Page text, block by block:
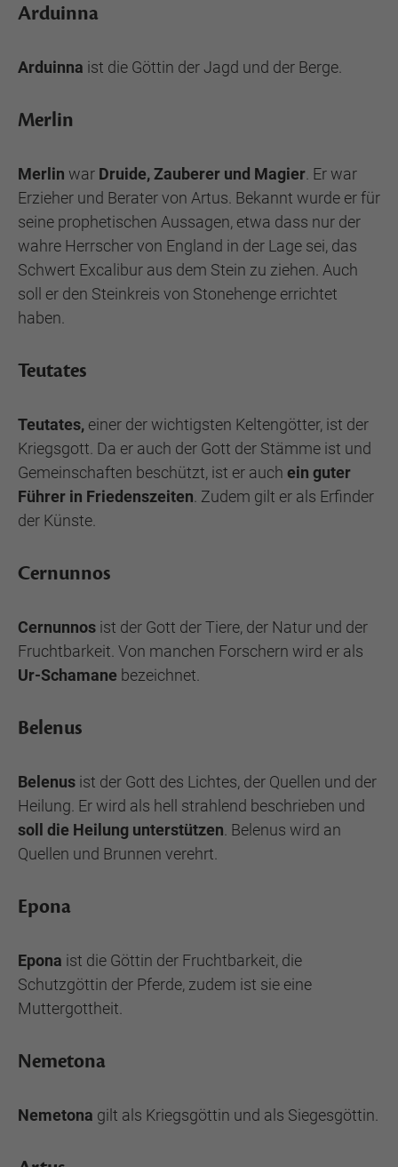
Arduinna
Arduinna ist die Göttin der Jagd und der Berge.
Merlin
Merlin war Druide, Zauberer und Magier . Er war
Erzieher und Berater von Artus. Bekannt wurde er für
seine prophetischen Aussagen, etwa dass nur der
wahre Herrscher von England in der Lage sei, das
Schwert Excalibur aus dem Stein zu ziehen. Auch
soll er den Steinkreis von Stonehenge errichtet
haben.
Teutates
Teutates, einer der wichtigsten Keltengötter, ist der
Kriegsgott. Da er auch der Gott der Stämme ist und
Gemeinschaften beschützt, ist er auch ein guter
Führer in Friedenszeiten . Zudem gilt er als Erfinder
der Künste.
Cernunnos
Cernunnos ist der Gott der Tiere, der Natur und der
Fruchtbarkeit. Von manchen Forschern wird er als
Ur-Schamane bezeichnet.
Belenus
Belenus ist der Gott des Lichtes, der Quellen und der
Heilung. Er wird als hell strahlend beschrieben und
soll die Heilung unterstützen . Belenus wird an
Quellen und Brunnen verehrt.
Epona
Epona ist die Göttin der Fruchtbarkeit, die
Schutzgöttin der Pferde, zudem ist sie eine
Muttergottheit.
Nemetona
Nemetona gilt als Kriegsgöttin und als Siegesgöttin.